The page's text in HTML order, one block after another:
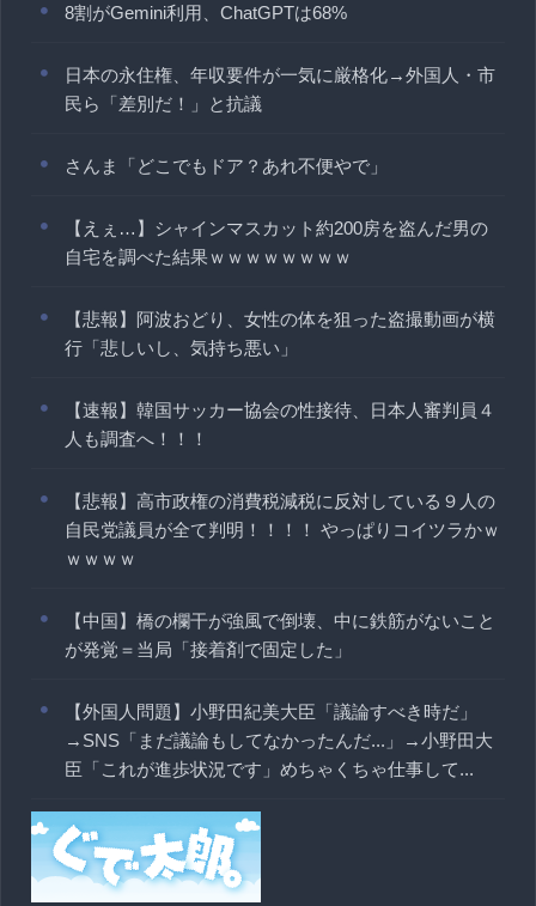
8割がGemini利用、ChatGPTは68%
日本の永住権、年収要件が一気に厳格化→外国人・市
民ら「差別だ！」と抗議
さんま「どこでもドア？あれ不便やで」
【えぇ…】シャインマスカット約200房を盗んだ男の
自宅を調べた結果ｗｗｗｗｗｗｗｗ
【悲報】阿波おどり、女性の体を狙った盗撮動画が横
行「悲しいし、気持ち悪い」
【速報】韓国サッカー協会の性接待、日本人審判員４
人も調査へ！！！
【悲報】高市政権の消費税減税に反対している９人の
自民党議員が全て判明！！！！ やっぱりコイツラかｗ
ｗｗｗｗ
【中国】橋の欄干が強風で倒壊、中に鉄筋がないこと
が発覚＝当局「接着剤で固定した」
【外国人問題】小野田紀美大臣「議論すべき時だ」
→SNS「まだ議論もしてなかったんだ...」→小野田大
臣「これが進歩状況です」めちゃくちゃ仕事して...